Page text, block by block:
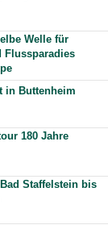
Welle für
Flussparadies
in Buttenheim
180 Jahre
Staffelstein bis